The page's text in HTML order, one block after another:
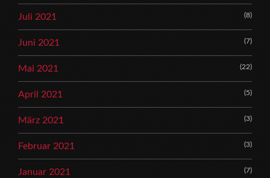
Juli 2021 (8)
Juni 2021 (7)
Mai 2021 (22)
April 2021 (5)
März 2021 (3)
Februar 2021 (3)
Januar 2021 (7)